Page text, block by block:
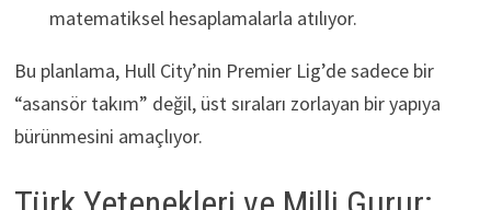
matematiksel hesaplamalarla atılıyor.
Bu planlama, Hull City’nin Premier Lig’de sadece bir
“asansör takım” değil, üst sıraları zorlayan bir yapıya
bürünmesini amaçlıyor.